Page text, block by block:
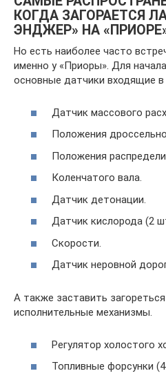
КОГДА ЗАГОРАЕТСЯ
ЭНДЖЕР» НА
Но есть наиболее часто
именно у «Приоры». Для
основные датчики входящие
Датчик массового
Положения
Положения
Коленчатого вала.
Датчик детонации.
Датчик кислорода (2
Скорости.
Датчик неровной
А также заставить
исполнительные механизмы.
Регулятор холостого
Топливные форсунки